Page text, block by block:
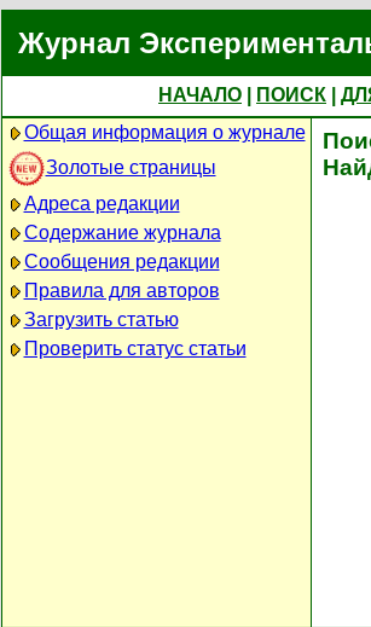
Журнал
НАЧАЛО ПОИСК
Общая информация о журнале
Золотые страницы
Адреса редакции
Содержание журнала
Сообщения редакции
Правила для авторов
Загрузить статью
Проверить статус статьи